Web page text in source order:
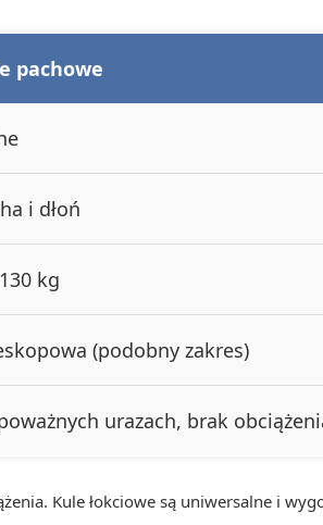
pachowe
i dłoń
kg
(podobny zakres)
urazach, brak
Kule łokciowe są uniwersalne i